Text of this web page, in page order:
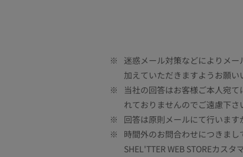
※
迷惑メール対策などによりメ
加えていただきますようお願い
※
当社の回答はお客様ご本人宛
れておりませんのでご遠慮下さ
※
回答は原則メールにて行いま
※
時間外のお問合わせにつきま
SHEL'TTER WEB STOREカスタ